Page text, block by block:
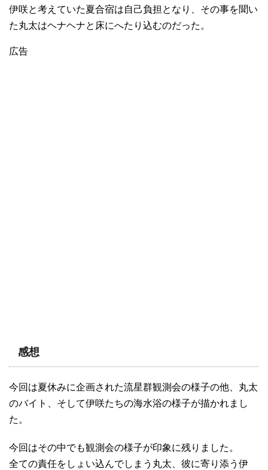
伊咲と考えていた夏合宿は自己負担となり、その事を聞い
た丸太はヘナヘナと床にへたり込むのだった。
広告
感想
今回は夏休みに企画された流星群観測会の様子の他、丸太
のバイト、そして伊咲たちの海水浴の様子が描かれまし
た。
今回はその中でも観測会の様子が印象に残りました。
全ての責任をしょい込んでしまう丸太、彼に寄り添う伊